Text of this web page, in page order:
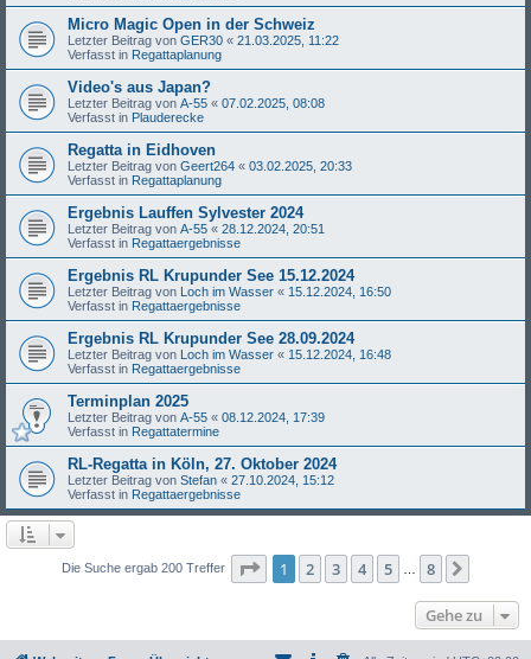
Micro Magic Open in der Schweiz
Letzter Beitrag von GER30 « 21.03.2025, 11:22
Verfasst in Regattaplanung
Video's aus Japan?
Letzter Beitrag von A-55 « 07.02.2025, 08:08
Verfasst in Plauderecke
Regatta in Eidhoven
Letzter Beitrag von Geert264 « 03.02.2025, 20:33
Verfasst in Regattaplanung
Ergebnis Lauffen Sylvester 2024
Letzter Beitrag von A-55 « 28.12.2024, 20:51
Verfasst in Regattaergebnisse
Ergebnis RL Krupunder See 15.12.2024
Letzter Beitrag von Loch im Wasser « 15.12.2024, 16:50
Verfasst in Regattaergebnisse
Ergebnis RL Krupunder See 28.09.2024
Letzter Beitrag von Loch im Wasser « 15.12.2024, 16:48
Verfasst in Regattaergebnisse
Terminplan 2025
Letzter Beitrag von A-55 « 08.12.2024, 17:39
Verfasst in Regattatermine
RL-Regatta in Köln, 27. Oktober 2024
Letzter Beitrag von Stefan « 27.10.2024, 15:12
Verfasst in Regattaergebnisse
Die Suche ergab 200 Treffer Seite 1von
1 2 3 4 5 8
Gehe zu